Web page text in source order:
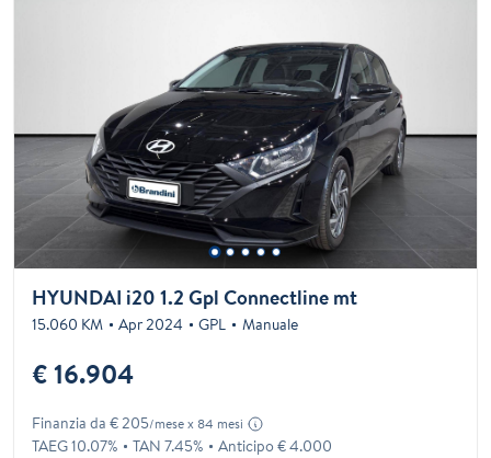
HYUNDAI i20 1.2 Gpl Connectline mt
15.060 KM Apr 2024 GPL Manuale
€ 16.904
Finanzia da € 205/mese x 84 mesi
TAEG 10.07% TAN 7.45% Anticipo € 4.000